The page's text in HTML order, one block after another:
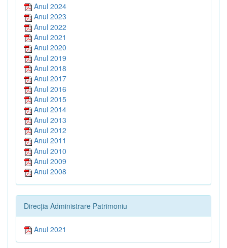
Anul 2024
Anul 2023
Anul 2022
Anul 2021
Anul 2020
Anul 2019
Anul 2018
Anul 2017
Anul 2016
Anul 2015
Anul 2014
Anul 2013
Anul 2012
Anul 2011
Anul 2010
Anul 2009
Anul 2008
Direcția Administrare Patrimoniu
Anul 2021